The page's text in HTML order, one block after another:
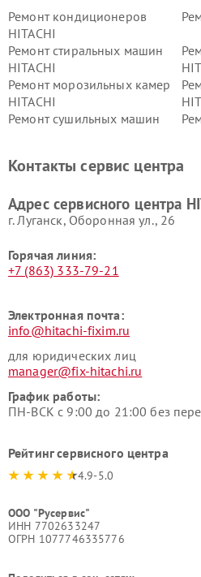
Ремонт кондиционеров
HITACHI
Ремонт стиральных машин
HITACHI
Ремонт морозильных камер
HITACHI
Ремонт сушильных машин
данных HITACHI
HITACHI
Контакты сервис центра
Адрес сервисного центра
г. Луганск, Оборонная ул., 26
Горячая линия:
+7 (863) 333-79-21
Электронная почта:
info@hitachi-fixim.ru
для юридических лиц
manager@fix-hitachi.ru
График работы:
ПН-ВСК с 9:00 до 21:00 без
Рейтинг сервисного центра
4.9-5.0
ООО "Русервис"
ИНН 7702633247
ОГРН 1077746335776